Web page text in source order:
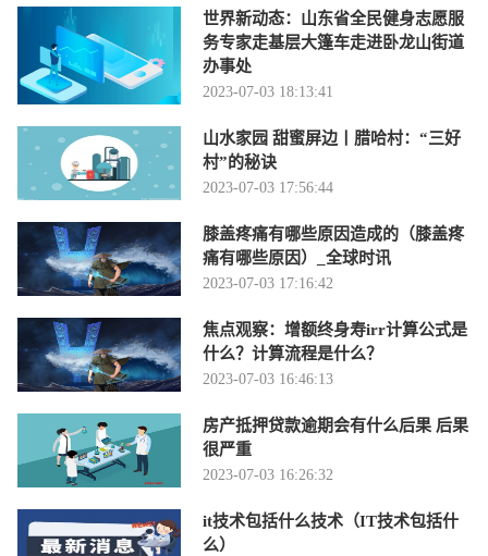
世界新动态：山东省全民健身志愿服
务专家走基层大篷车走进卧龙山街道
办事处
2023-07-03 18:13:41
山水家园 甜蜜屏边丨腊哈村：“三好
村”的秘诀
2023-07-03 17:56:44
膝盖疼痛有哪些原因造成的（膝盖疼
痛有哪些原因）_全球时讯
2023-07-03 17:16:42
焦点观察：增额终身寿irr计算公式是
什么？计算流程是什么？
2023-07-03 16:46:13
房产抵押贷款逾期会有什么后果 后果
很严重
2023-07-03 16:26:32
it技术包括什么技术（IT技术包括什
么）